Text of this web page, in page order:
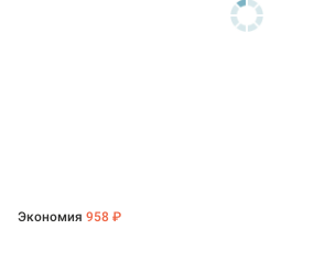
Экономия 958 ₽